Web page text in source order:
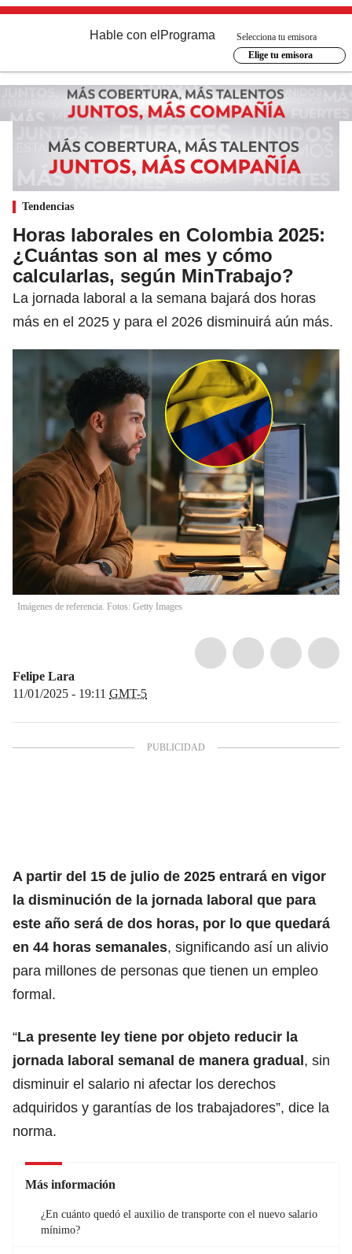
Hable con el Programa
Selecciona tu emisora
Elige tu emisora
Tendencias
Horas laborales en Colombia 2025:
¿Cuántas son al mes y cómo
calcularlas, según MinTrabajo?
La jornada laboral a la semana bajará dos horas
más en el 2025 y para el 2026 disminuirá aún más.
Imágenes de referencia. Fotos: Getty Images
Felipe Lara
11/01/2025 - 19:11 GMT-5
A partir del 15 de julio de 2025 entrará en vigor
la disminución de la jornada laboral que para
este año será de dos horas, por lo que quedará
en 44 horas semanales, significando así un alivio
para millones de personas que tienen un empleo
formal.
“La presente ley tiene por objeto reducir la
jornada laboral semanal de manera gradual, sin
disminuir el salario ni afectar los derechos
adquiridos y garantías de los trabajadores”, dice la
norma.
Más información
¿En cuánto quedó el auxilio de transporte con el nuevo salario
mínimo?